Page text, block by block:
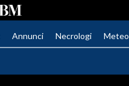
Annunci Necrologi Meteo